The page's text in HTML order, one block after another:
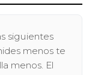
siguientes
menos te
menos. El